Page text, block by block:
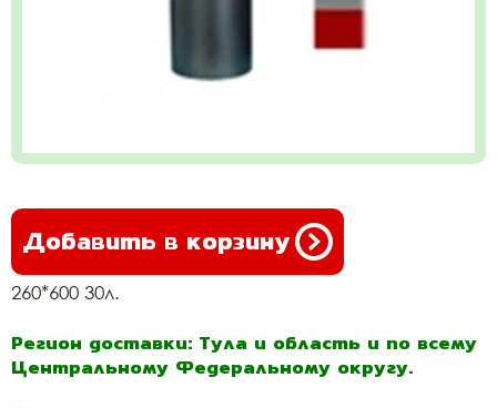
Добавить в корзину
260*600 30л.
Регион доставки: Тула и область и по всему
Центральному Федеральному округу.